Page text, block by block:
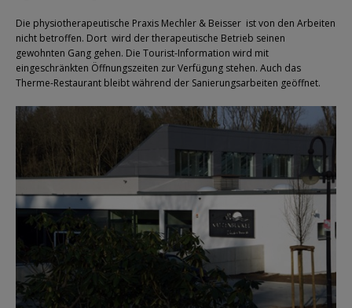
Die physiotherapeutische Praxis Mechler & Beisser ist von den Arbeiten
nicht betroffen. Dort wird der therapeutische Betrieb seinen
gewohnten Gang gehen. Die Tourist-Information wird mit
eingeschränkten Öffnungszeiten zur Verfügung stehen. Auch das
Therme-Restaurant bleibt während der Sanierungsarbeiten geöffnet.